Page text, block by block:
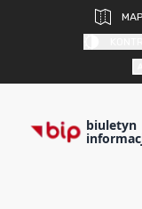
biuletyn